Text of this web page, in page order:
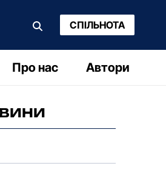
СПІЛЬНОТА
Про нас Автори